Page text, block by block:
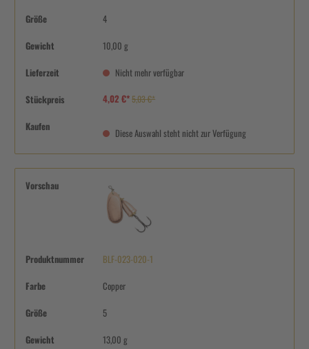
Größe 4
Gewicht 10,00 g
Lieferzeit Nicht mehr verfügbar
Stückpreis 4,02 €*5,03 €*
Kaufen
Diese Auswahl steht nicht zur Verfügung
Vorschau
Produktnummer BLF-023-020-1
Farbe Copper
Größe 5
Gewicht 13,00 g